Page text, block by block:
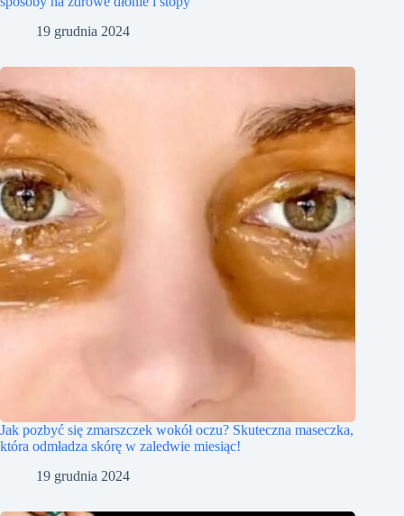
19 grudnia 2024
Jak pozbyć się zmarszczek wokół oczu? Skuteczna maseczka,
która odmładza skórę w zaledwie miesiąc!
19 grudnia 2024